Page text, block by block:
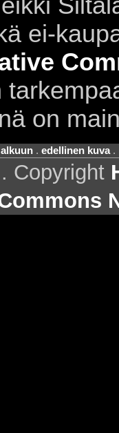
ei-
on
alkuun. edellinen kuva.
. Copyright